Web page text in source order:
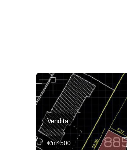
Vendita
€/m² 500